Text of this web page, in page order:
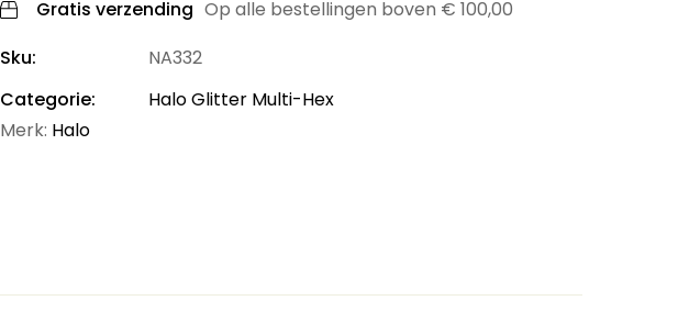
Gratis verzending Op alle bestellingen boven € 100,00
Sku:
NA332
Categorie:
Halo Glitter Multi-Hex
Merk: Halo